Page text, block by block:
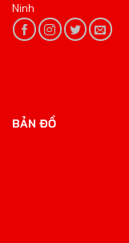
Ninh
BẢN ĐỒ